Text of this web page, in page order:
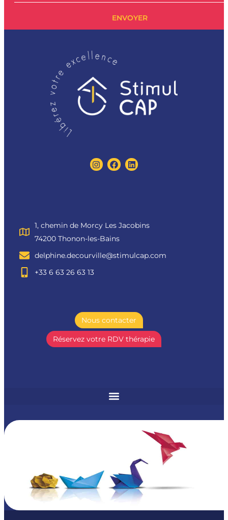
ENVOYER
1, chemin de Morcy Les Jacobins
74200 Thonon-les-Bains
delphine.decourville@stimulcap.com
+33 6 63 26 63 13
Nous contacter
Réservez votre RDV thérapie